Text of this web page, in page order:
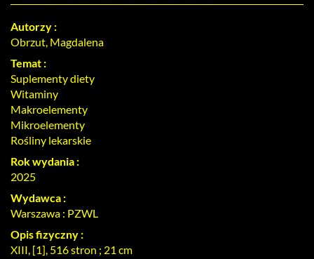
Autorzy :
Obrzut, Magdalena
Temat :
Suplementy diety
Witaminy
Makroelementy
Mikroelementy
Rośliny lekarskie
Rok wydania :
2025
Wydawca :
Warszawa : PZWL
Opis fizyczny :
XIII, [1], 516 stron ; 21 cm